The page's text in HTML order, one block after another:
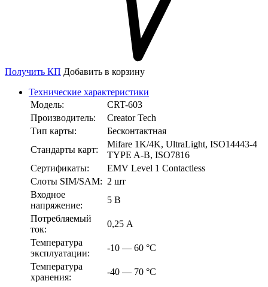
Получить КП Добавить в корзину
Технические характеристики
Модель:
CRT-603
Производитель:
Creator Tech
Тип карты:
Бесконтактная
Стандарты карт:
Mifare 1K/4K, UltraLight, ISO14443-4
TYPE A-B, ISO7816
Сертификаты:
EMV Level 1 Contactless
Слоты SIM/SAM: 2 шт
Входное
напряжение:
5 В
Потребляемый
ток:
0,25 А
Температура
эксплуатации:
-10 — 60 °С
Температура
хранения:
-40 — 70 °С